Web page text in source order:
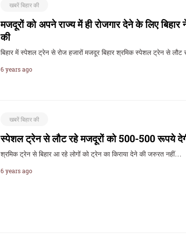
खबरें बिहार की
मजदूरों को अपने राज्य में ही रोजगार देने के लिए
की
बिहार में स्पेशल ट्रेन से रोज हजारों मजदूर बिहार श्रमिक स्पेशल ट्रेन से लौट
6 years ago
खबरें बिहार की
स्पेशल ट्रेन से लौट रहे मजदूरों को 500-500 रूपये
श्रमिक ट्रेन से बिहार आ रहे लोगों को ट्रेन का किराया देने की जरुरत नहीं…
6 years ago